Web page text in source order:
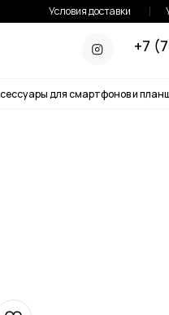
Условия оплаты
+7 (701) 202-04-00
Заказать звонок